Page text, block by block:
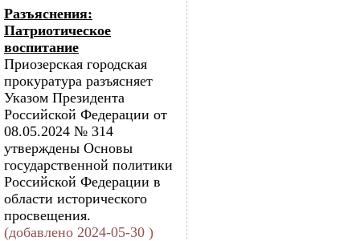
Разъяснения:
Патриотическое
воспитание
Приозерская городская
прокуратура разъясняет
Указом Президента
Российской Федерации от
08.05.2024 № 314
утверждены Основы
государственной политики
Российской Федерации в
области исторического
просвещения.
(добавлено 2024-05-30 )